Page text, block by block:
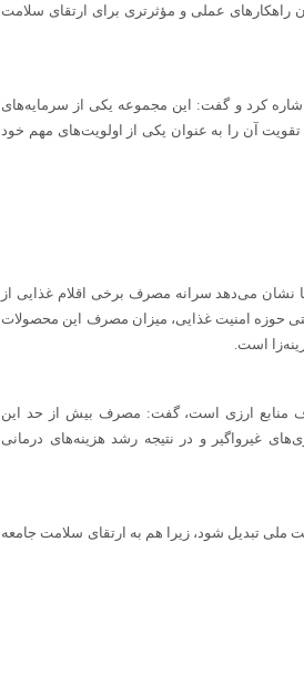
عملی و مؤثرتری برای ارتقای سلامت
کرد و گفت: این مجموعه یکی از سرمایه‌های
آن را به عنوان یکی از اولویت‌های مهم خود
می‌دهد سرانه مصرف برخی اقلام غذایی از
حوزه امنیت غذایی، میزان مصرف این محصولات
است.
منابع ارزی است، گفت: مصرف بیش از حد این
غیرواگیر و در نتیجه رشد هزینه‌های درمانی
ملی تبدیل شود، زیرا هم به ارتقای سلامت جامعه